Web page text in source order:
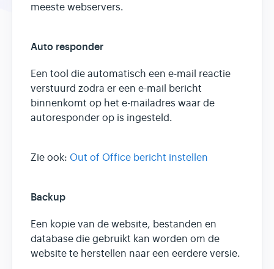
meeste webservers.
Auto responder
Een tool die automatisch een e-mail reactie
verstuurd zodra er een e-mail bericht
binnenkomt op het e-mailadres waar de
autoresponder op is ingesteld.
Zie ook: Out of Office bericht instellen
Backup
Een kopie van de website, bestanden en
database die gebruikt kan worden om de
website te herstellen naar een eerdere versie.